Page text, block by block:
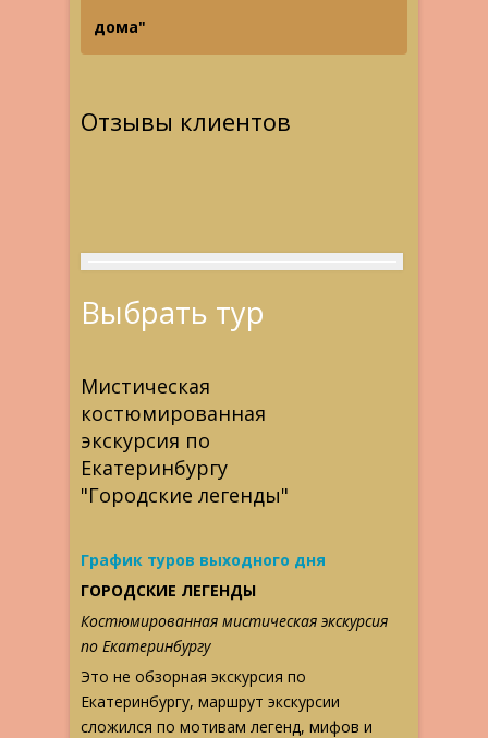
дома"
Отзывы клиентов
Выбрать тур
Мистическая
костюмированная
экскурсия по
Екатеринбургу
"Городские легенды"
График туров выходного дня
ГОРОДСКИЕ ЛЕГЕНДЫ
Костюмированная мистическая экскурсия
по Екатеринбургу
Это не обзорная экскурсия по
Екатеринбургу, маршрут экскурсии
сложился по мотивам легенд, мифов и